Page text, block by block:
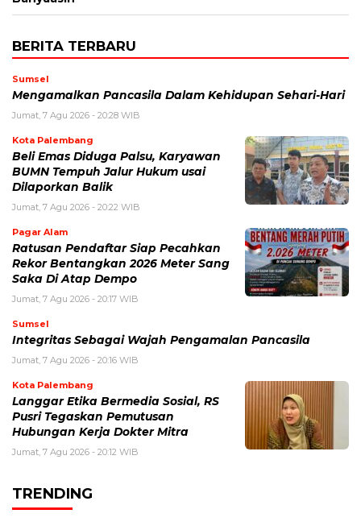
BERITA TERBARU
Sumsel
Mengamalkan Pancasila Dalam Kehidupan Sehari-Hari
Jumat, 7 Agu 2026 - 20:28 WIB
Kota Palembang
Beli Emas Diduga Palsu, Karyawan
BUMN Tempuh Jalur Hukum usai
Dilaporkan Balik
Jumat, 7 Agu 2026 - 20:22 WIB
Pagar Alam
Ratusan Pendaftar Siap Pecahkan
Rekor Bentangkan 2026 Meter Sang
Saka Di Atap Dempo
Jumat, 7 Agu 2026 - 20:17 WIB
Sumsel
Integritas Sebagai Wajah Pengamalan Pancasila
Jumat, 7 Agu 2026 - 20:16 WIB
Kota Palembang
Langgar Etika Bermedia Sosial, RS
Pusri Tegaskan Pemutusan
Hubungan Kerja Dokter Mitra
Jumat, 7 Agu 2026 - 20:12 WIB
TRENDING